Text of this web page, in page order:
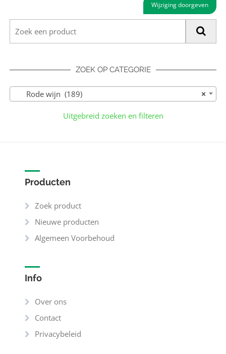
Wijziging doorgeven
ZOEK OP CATEGORIE
×
Rode wijn (189)
Uitgebreid zoeken en filteren
Producten
Zoek product
Nieuwe producten
Algemeen Voorbehoud
Info
Over ons
Contact
Privacybeleid